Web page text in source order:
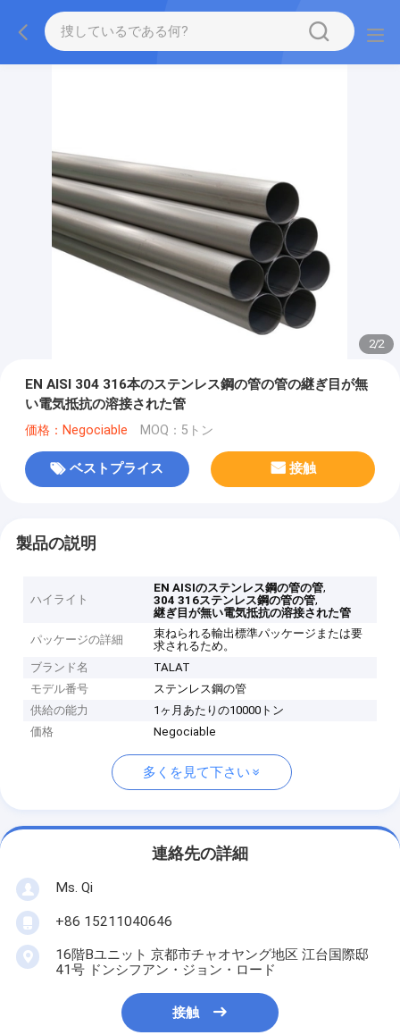
2/2
EN AISI 304 316本のステンレス鋼の管の管の継ぎ目が無
い電気抵抗の溶接された管
価格：Negociable MOQ：5トン
ベストプライス 接触
製品の説明
ハイライト
EN AISIのステンレス鋼の管の管,
304 316ステンレス鋼の管の管,
継ぎ目が無い電気抵抗の溶接された管
パッケージの詳細
束ねられる輸出標準パッケージまたは要
求されるため。
ブランド名
TALAT
モデル番号
ステンレス鋼の管
供給の能力
1ヶ月あたりの10000トン
価格
Negociable
多くを見て下さい
連絡先の詳細
Ms. Qi
+86 15211040646
16階Bユニット 京都市チャオヤング地区 江台国際邸
41号 ドンシフアン・ジョン・ロード
接触